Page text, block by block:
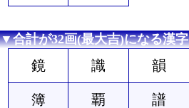
▼合計が32画(最大吉)になる漢字
鏡 識 韻
簿 覇 譜